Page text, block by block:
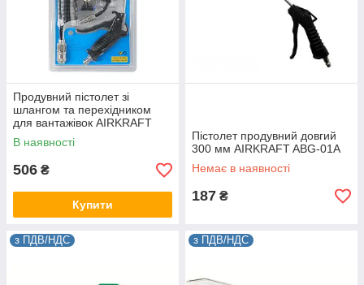
Продувний пістолет зі
шлангом та перехідником
для вантажівок AIRKRAFT
ASG-02
В наявності
506 ₴
Купити
Пістолет продувний довгий
300 мм AIRKRAFT ABG-01A
Немає в наявності
187 ₴
з ПДВ/НДС з ПДВ/НДС